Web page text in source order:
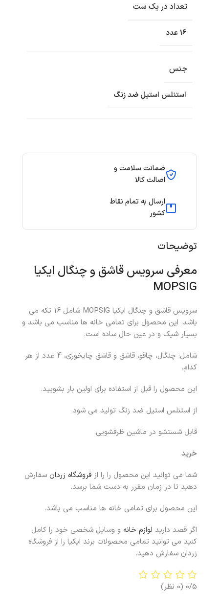
ضمانت سلامت و
اصالت کالا
ارسال به تمام نقاط
کشور
توضیحات
معرفی سرویس قاشق و چنگال ایکیا
MOPSIG
سرویس قاشق و چنگال ایکیا MOPSIG شامل 16 تکه می
باشد. این محصول برای تمامی خانه ها مناسب می باشد و
بسیار شیک و در عین حال ساده است.
شامل: چنگال، چاقو، قاشق و قاشق چایخوری، 4 عدد از هر
کدام.
این محصول را قبل از استفاده برای اولین بار بشویید.
از استنلس استیل ضد زنگ تولید می شود.
قابل شستشو در ماشین ظرفشویی.
خرید
شما می توانید این محصول را را از فروشگاه زردان سفارش
دهید تا در زمان مقرر به دست شما برسد.
این محصول برای تمامی خانه ها مناسب می باشد.
اگر قصد دارید لوازم خانه و وسایل شخصی خود را کامل
کنید می توانید تمامی محصولات برند ایکیا را از فروشگاه
زردان سفارش دهید.
0/5 (0 نظر)
تعداد در یک ست
16 عدد
جنس
استنلس استیل ضد زنگ